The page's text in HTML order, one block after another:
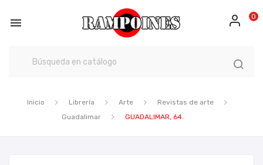
 0
Inicio Librería Arte
Revistas de arte
Guadalimar
GUADALIMAR, 64.